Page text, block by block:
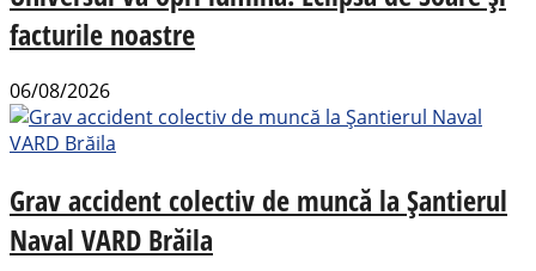
facturile noastre
06/08/2026
Grav accident colectiv de muncă la Șantierul
Naval VARD Brăila